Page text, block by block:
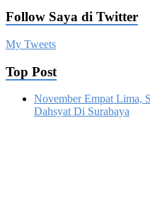
Follow Saya di Twitter
My Tweets
Top Post
November Empat Lima,
Dahsyat Di Surabaya